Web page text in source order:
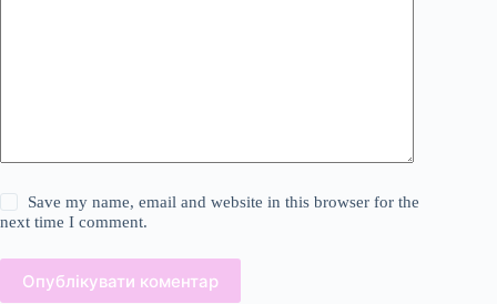
Save my name, email and website in this browser for the
next time I comment.
Опублікувати коментар